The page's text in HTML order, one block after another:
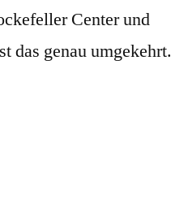
Center und
das genau umgekehrt.